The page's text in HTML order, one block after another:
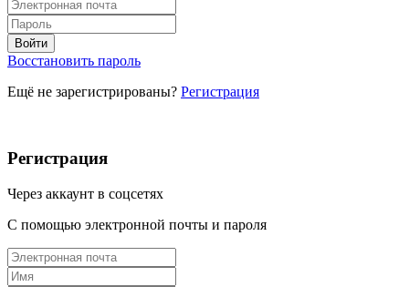
Восстановить пароль
Ещё не зарегистрированы? Регистрация
Регистрация
Через аккаунт в соцсетях
С помощью электронной почты и пароля